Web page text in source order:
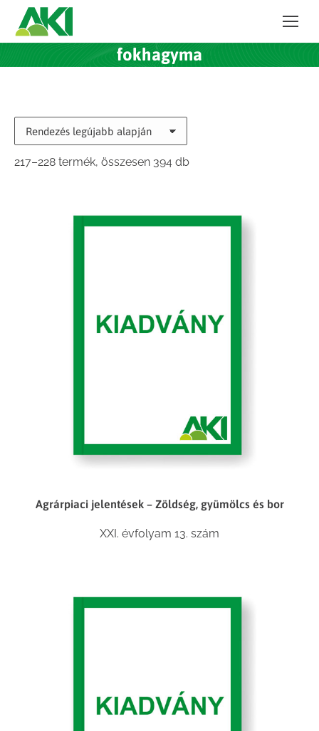
fokhagyma
217–228 termék, összesen 394 dbSorted
Agrárpiaci jelentések – Zöldség, gyümölcs és bor
XXI. évfolyam 13. szám